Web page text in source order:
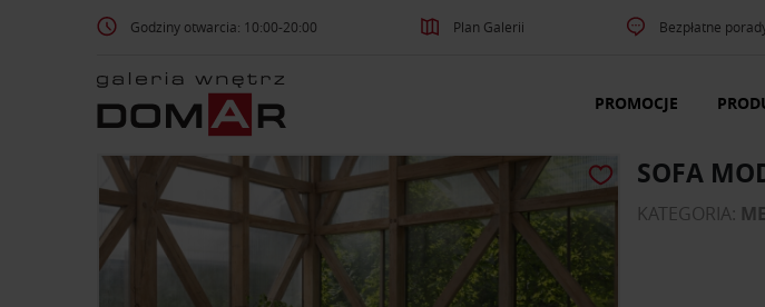
Godziny otwarcia: 10:00-20:00 Plan Galerii Bezpłatne
PROMOCJE
SOFA
KATEGORIA: